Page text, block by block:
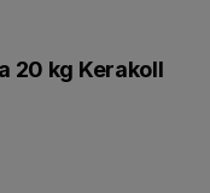
20 kg Kerakoll